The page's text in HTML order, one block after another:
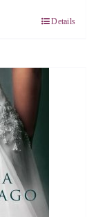
Details